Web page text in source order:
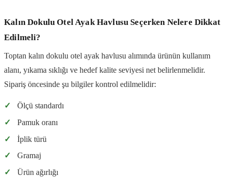
Kalın Dokulu Otel Ayak Havlusu Seçerken Nelere Dikkat
Edilmeli?
Toptan kalın dokulu otel ayak havlusu alımında ürünün kullanım
alanı, yıkama sıklığı ve hedef kalite seviyesi net belirlenmelidir.
Sipariş öncesinde şu bilgiler kontrol edilmelidir:
✓
Ölçü standardı
✓
Pamuk oranı
✓
İplik türü
✓
Gramaj
✓
Ürün ağırlığı